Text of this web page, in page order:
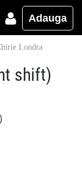
Adauga
Londra
shift)